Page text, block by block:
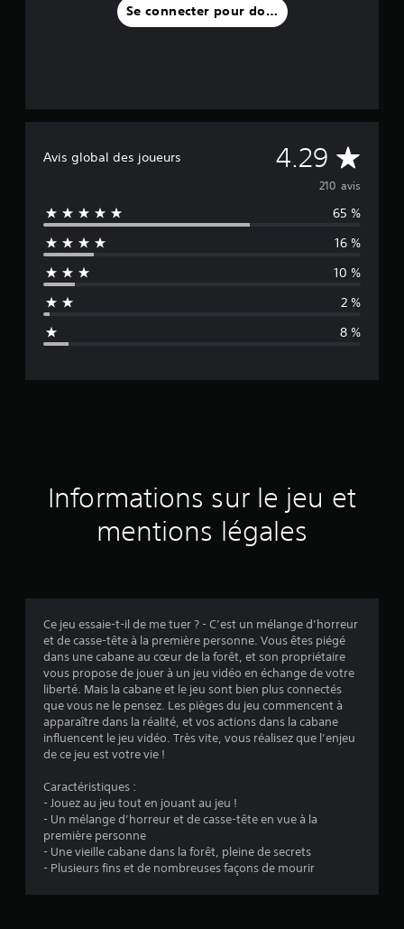
Se connecter pour donner un avis
Avis global des joueurs 4.29 M
o
y
e
n
d
a
:
4
.
t
210 avis
65 %
16 %
10 %
2 %
8 %
Informations sur le jeu et
mentions légales
Ce jeu essaie-t-il de me tuer ? - C’est un mélange d’horreur
et de casse-tête à la première personne. Vous êtes piégé
dans une cabane au cœur de la forêt, et son propriétaire
vous propose de jouer à un jeu vidéo en échange de votre
liberté. Mais la cabane et le jeu sont bien plus connectés
que vous ne le pensez. Les pièges du jeu commencent à
apparaître dans la réalité, et vos actions dans la cabane
influencent le jeu vidéo. Très vite, vous réalisez que l’enjeu
de ce jeu est votre vie !
Caractéristiques :
- Jouez au jeu tout en jouant au jeu !
- Un mélange d’horreur et de casse-tête en vue à la
première personne
- Une vieille cabane dans la forêt, pleine de secrets
- Plusieurs fins et de nombreuses façons de mourir